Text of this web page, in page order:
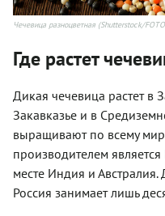
Чечевица разноцветная (Shutterstock/
Где растет
Дикая чечевица растет в
Закавказье и в
выращивают по всему
производителем
месте Индия и
Россия занимает лишь